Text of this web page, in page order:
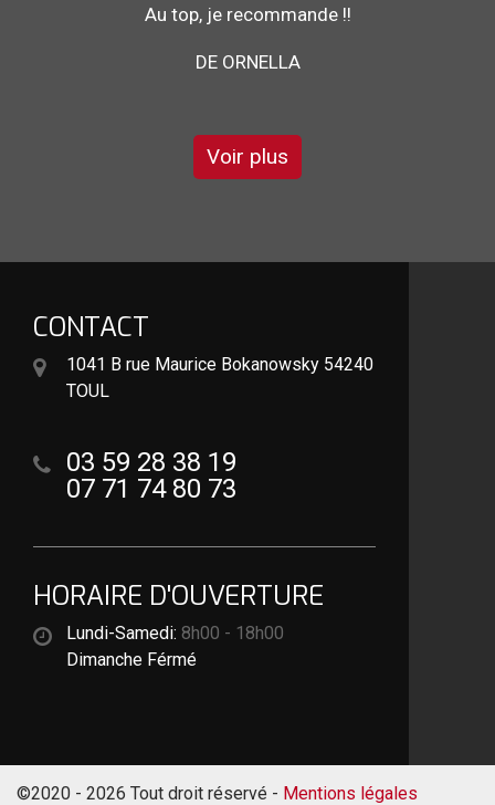
Bonjour je vous recommande l'entreprise brochard
DE STÉPHANE
Voir plus
CONTACT
1041 B rue Maurice Bokanowsky 54240
TOUL
03 59 28 38 19
07 71 74 80 73
HORAIRE D'OUVERTURE
Lundi-Samedi: 8h00 - 18h00
Dimanche Férmé
©2020 - 2026 Tout droit réservé - Mentions légales